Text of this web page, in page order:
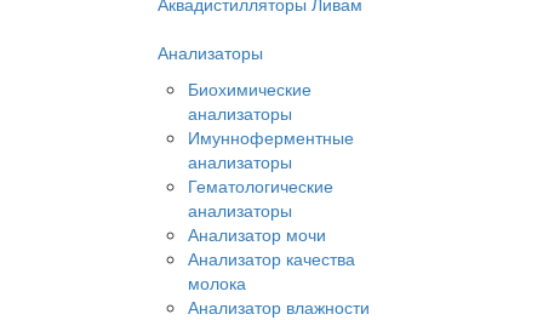
Анализаторы
Биохимические
анализаторы
Имунноферментные
анализаторы
Гематологические
анализаторы
Анализатор мочи
Анализатор качества
молока
Анализатор влажности